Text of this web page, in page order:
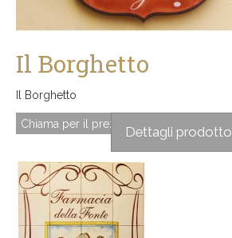
Il Borghetto
Il Borghetto
Chiama per il prezzo
Dettagli prodotto